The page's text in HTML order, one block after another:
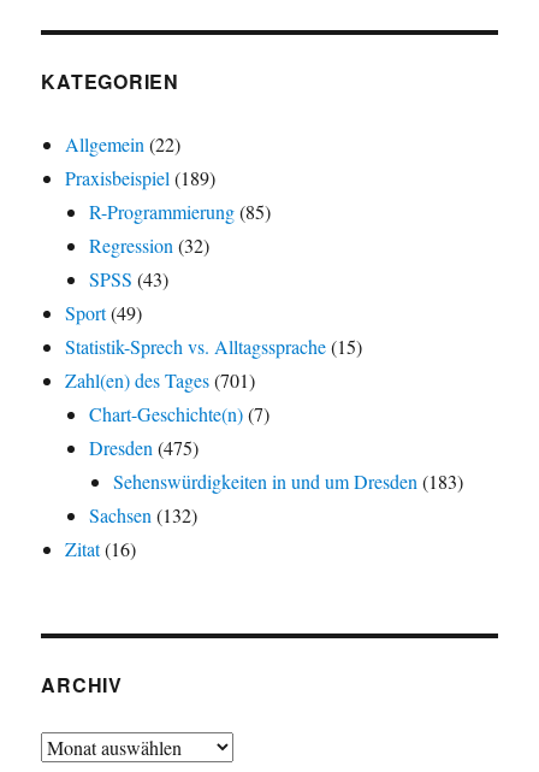
KATEGORIEN
Allgemein (22)
Praxisbeispiel (189)
R-Programmierung(85)
Regression (32)
SPSS (43)
Sport(49)
Statistik-Sprech vs. Alltagssprache(15)
Zahl(en) des Tages(701)
Chart-Geschichte(n)(7)
Dresden (475)
Sehenswürdigkeiten in und um Dresden (183)
Sachsen (132)
Zitat(16)
ARCHIV
Archiv